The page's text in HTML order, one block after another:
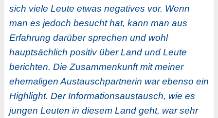
sich viele Leute etwas negatives vor. Wenn
man es jedoch besucht hat, kann man aus
Erfahrung darüber sprechen und wohl
hauptsächlich positiv über Land und Leute
berichten. Die Zusammenkunft mit meiner
ehemaligen Austauschpartnerin war ebenso ein
Highlight. Der Informationsaustausch, wie es
jungen Leuten in diesem Land geht, war sehr